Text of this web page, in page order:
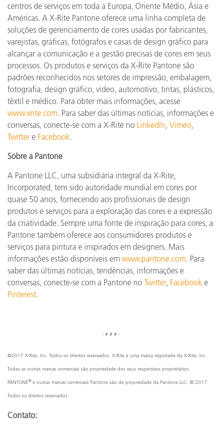
centros de serviços em toda a Europa, Oriente Médio, Ásia e
Américas. A X-Rite Pantone oferece uma linha completa de
soluções de gerenciamento de cores usadas por fabricantes,
varejistas, gráficas, fotógrafos e casas de design gráfico para
alcançar a comunicação e a gestão precisas de cores em seus
processos. Os produtos e serviços da X-Rite Pantone são
padrões reconhecidos nos setores de impressão, embalagem,
fotografia, design gráfico, vídeo, automotivo, tintas, plásticos,
têxtil e médico. Para obter mais informações, acesse
www.xrite.com. Para saber das últimas notícias, informações e
conversas, conecte-se com a X-Rite no LinkedIn Vimeo
Twitter e Facebook.
Sobre a Pantone
A Pantone LLC, uma subsidiária integral da X-Rite,
Incorporated, tem sido autoridade mundial em cores por
quase 50 anos, fornecendo aos profissionais de design
produtos e serviços para a exploração das cores e a expressão
da criatividade. Sempre uma fonte de inspiração para cores, a
Pantone também oferece aos consumidores produtos e
serviços para pintura e inspirados em designers. Mais
informações estão disponíveis em www.pantone.com. Para
saber das últimas notícias, tendências, informações e
conversas, conecte-se com a Pantone no Twitter, Facebook e
Pinterest.
- # # # -
©2017 X-Rite, Inc. Todos os direitos reservados. X-Rite é uma marca registrada da X-Rite, Inc.
Todas as outras marcas comerciais são propriedade dos seus respectivos proprietários.
PANTONE® e outras marcas comerciais Pantone são de propriedade da Pantone LLC. © 2017.
Todos os direitos reservados.
Contato: